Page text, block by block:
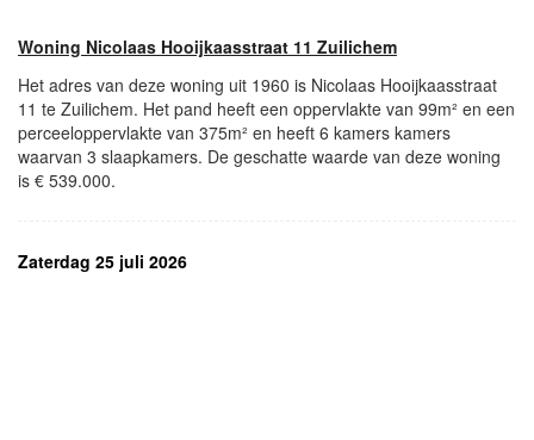
Woning Nicolaas Hooijkaasstraat 11 Zuilichem
Het adres van deze woning uit 1960 is Nicolaas Hooijkaasstraat
11 te Zuilichem. Het pand heeft een oppervlakte van 99m² en een
perceeloppervlakte van 375m² en heeft 6 kamers kamers
waarvan 3 slaapkamers. De geschatte waarde van deze woning
is € 539.000.
Zaterdag 25 juli 2026